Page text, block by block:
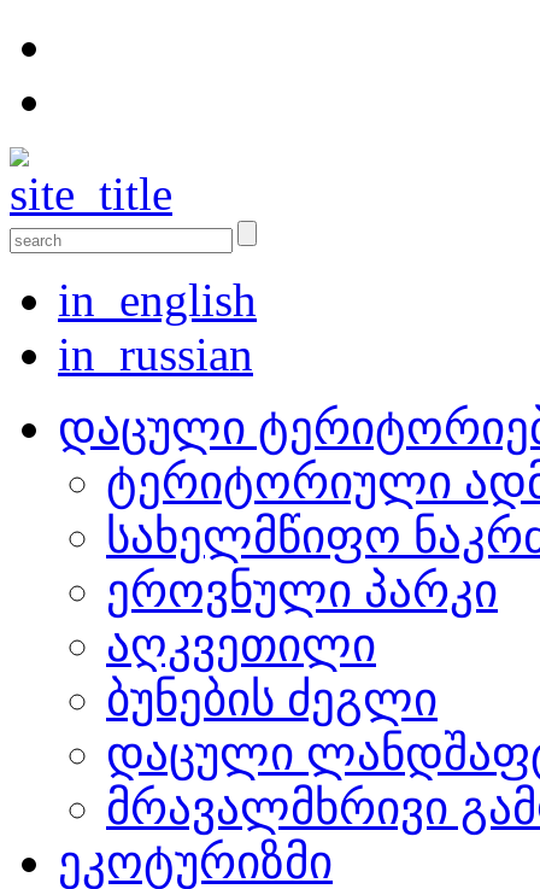
in_english
in_russian
დაცული
ტერიტორიული
სახელმწიფო
ეროვნული პარკი
აღკვეთილი
ბუნების ძეგლი
დაცული
მრავალმხრივი
ეკოტურიზმი